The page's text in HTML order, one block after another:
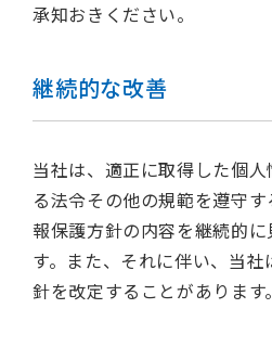
承知おきください。
継続的な改善
当社は、適正に取得した個
る法令その他の規範を遵守
報保護方針の内容を継続的
す。また、それに伴い、当
針を改定することがあります。